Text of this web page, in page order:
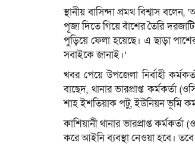
স্থানীয় বাসিন্দা প্রমথ বিশ্বাস
পূজা দিতে গিয়ে বাঁশের তৈরি
পুড়িয়ে ফেলা হয়েছে। এ ছাড়া
সবাইকে জানাই।’
খবর পেয়ে উপজেলা নির্বাহী
বাছেদ, থানার ভারপ্রাপ্ত কর্মকর্তা
শাহ ইশতিয়াক পটু, ইউনিয়ন ভূমি
কাশিয়ানী থানার ভারপ্রাপ্ত
করে আইনি ব্যবস্থা নেওয়া হবে।